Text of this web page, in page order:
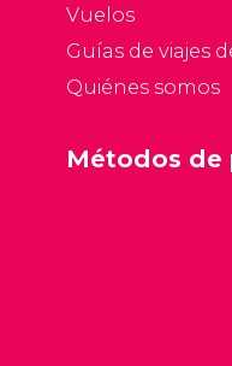
Vuelos
Guías de viajes
Quiénes somos
Métodos de